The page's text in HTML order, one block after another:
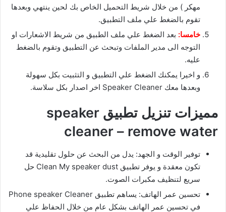
مهكر ) من خلال شريط التحميل الخاص بك لحين ينتهي وبعدها
تقوم بالضغط علي ملف التطبيق.
خامسا: بعد الضغط علي ملف الطبيق من شريط الاشعارات او
التوجه الى مدير الملفات وتبحث عن التطبيق وتقوم بالضغط
عليه.
و اخيرا يمكنك الضغط علي التطبيق و التثبيت بكل سهولة
وبعدها معك Speaker Cleaner اخر اصدار بكل سلاسة.
مميزات تنزيل تطبيق speaker
cleaner – remove water
توفير الوقت و الجهد: يدل من البحث عن حلول تقليدية قد
تكون معقدة و يوفر تطبيق Clean My speaker dust حل
سريع لتنظيف مكبرات الصوت.
تحسين عمر الهاتف: يساهم تطبيق Phone speaker Cleaner
في تحسين عمر الهاتف بشكل عام من خلال الحفاظ علي